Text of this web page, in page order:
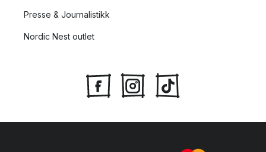
Presse & Journalistikk
Nordic Nest outlet